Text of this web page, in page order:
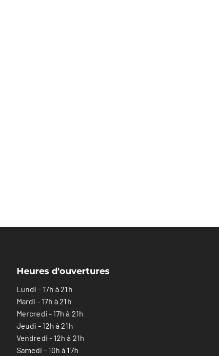
Heures d'ouvertures
Lundi - 17h à 21h
Mardi - 17h à 21h
Mercredi - 17h à 21h
Jeudi - 12h à 21h
Vendredi - 12h à 21h
Samedi - 10h à 17h